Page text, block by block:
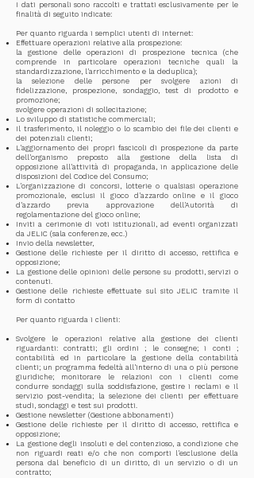
I dati personali sono raccolti e trattati esclusivamente per le
finalità di seguito indicate:
Per quanto riguarda i semplici utenti di Internet:
Effettuare operazioni relative alla prospezione:
la gestione delle operazioni di prospezione tecnica (che
comprende in particolare operazioni tecniche quali la
standardizzazione, l'arricchimento e la deduplica);
la selezione delle persone per svolgere azioni di
fidelizzazione, prospezione, sondaggio, test di prodotto e
promozione;
svolgere operazioni di sollecitazione;
Lo sviluppo di statistiche commerciali;
Il trasferimento, il noleggio o lo scambio dei file dei clienti e
dei potenziali clienti;
L'aggiornamento dei propri fascicoli di prospezione da parte
dell'organismo preposto alla gestione della lista di
opposizione all'attività di propaganda, in applicazione delle
disposizioni del Codice del Consumo;
L'organizzazione di concorsi, lotterie o qualsiasi operazione
promozionale, esclusi il gioco d'azzardo online e il gioco
d'azzardo previa approvazione dell'Autorità di
regolamentazione del gioco online;
Inviti a cerimonie di voti istituzionali, ad eventi organizzati
da JELIC (sala conferenze, ecc.)
Invio della newsletter,
Gestione delle richieste per il diritto di accesso, rettifica e
opposizione;
La gestione delle opinioni delle persone su prodotti, servizi o
contenuti.
Gestione delle richieste effettuate sul sito JELIC tramite il
form di contatto
Per quanto riguarda i clienti:
Svolgere le operazioni relative alla gestione dei clienti
riguardanti: contratti; gli ordini ; le consegne; i conti ;
contabilità ed in particolare la gestione della contabilità
clienti; un programma fedeltà all'interno di una o più persone
giuridiche; monitorare le relazioni con i clienti come
condurre sondaggi sulla soddisfazione, gestire i reclami e il
servizio post-vendita; la selezione dei clienti per effettuare
studi, sondaggi e test sui prodotti.
Gestione newsletter (Gestione abbonamenti)
Gestione delle richieste per il diritto di accesso, rettifica e
opposizione;
La gestione degli insoluti e del contenzioso, a condizione che
non riguardi reati e/o che non comporti l'esclusione della
persona dal beneficio di un diritto, di un servizio o di un
contratto;